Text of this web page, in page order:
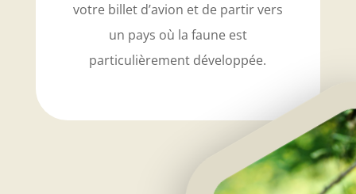
votre billet d’avion et de partir vers
un pays où la faune est
particulièrement développée.